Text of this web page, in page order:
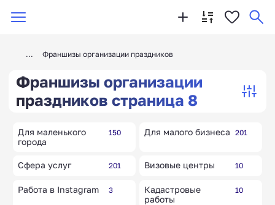
Франшизы организации праздников
Франшизы организации
праздников страница 8
Для маленького
города
150 Для малого бизнеса 201
Сфера услуг 201 Визовые центры 10
Работа в Instagram 3
Кадастровые
работы
10